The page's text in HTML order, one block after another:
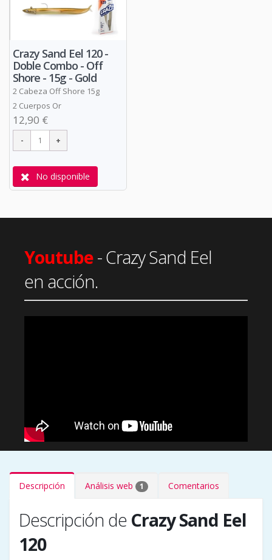
Crazy Sand Eel 120 -
Doble Combo - Off
Shore - 15g - Gold
2 Cabeza Off Shore 15g
2 Cuerpos Or
12,90 €
No disponible
Youtube- Crazy Sand Eel
en acción.
Descripción Análisis web 1 Comentarios
Descripción de Crazy Sand Eel
120